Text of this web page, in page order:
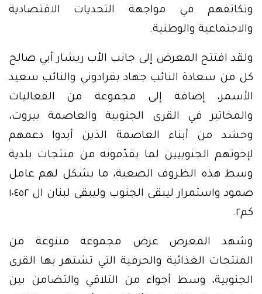
وتكاتفهم في مواجهة التحديات الاقتصادية
والاجتماعية والوطنية.
ولقد افتتح المعرض إلى جانب الأب ريشار أبي صالح
كل من سعادة النائب جهاد بقرادوني والنائب سعيد
الأسمر، إضافة إلى مجموعة من الفعاليات
والمخاتير في القرى الجنوبية والعاصمة بيروت،
وحشد من أبناء العاصمة الذين أبدوا دعمهم
لإخوتهم الجنوبيين لما يقدّمونه من منتجات بلدية
وسط هذه الظروف الصعبة، ما يشكل لهم عامل
صمود واستمرار ليبقى الجنوب وليبقى لبنان ال ١٠٤٥٢
كم٢.
وشهد المعرض عرض مجموعة متنوعة من
المنتجات الغذائية والحرفية التي تشتهر بها القرى
الجنوبية، وسط أجواء من التلاقي والتضامن بين